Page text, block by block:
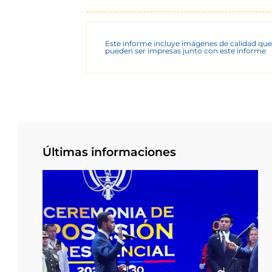
Este informe incluye imágenes de calidad
pueden ser impresas junto con este informe
Últimas informaciones